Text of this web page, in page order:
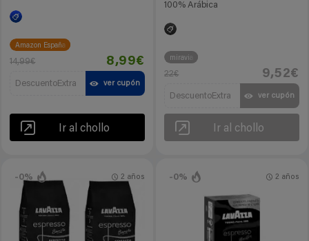
Amazon España
14,99€ 8,99€
DescuentoExtra ver cupón
Ir al chollo
100% Arábica
miravia
22€ 9,52€
DescuentoExtra ver cupón
Ir al chollo
-0% 2 años -0% 2 años